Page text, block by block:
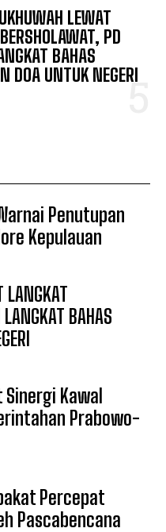
LEWAT
PD
BAHAS
DOA UNTUK NEGERI
Penutupan
Kepulauan
LANGKAT
BAHAS
Sinergi Kawal
Prabowo-
Percepat
Pascabencana